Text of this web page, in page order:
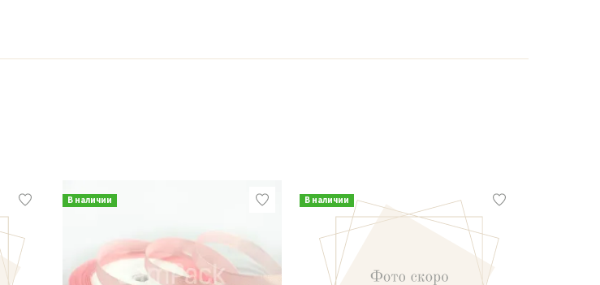
В наличии В наличии